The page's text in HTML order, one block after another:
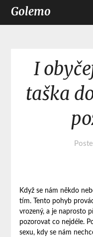
Golemo
I
taška
Když se nám někdo
tím. Tento pohyb
vrozený, a je naprosto
pozorovat co nejdéle.
sexu, kdy se nám